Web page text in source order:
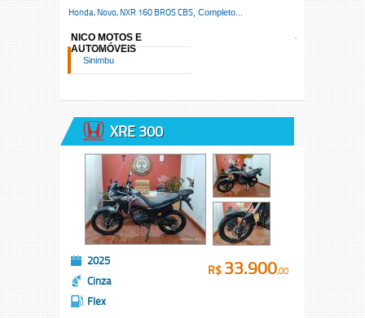
Honda, Novo, NXR 160 BROS CBS , Completo...
NICO MOTOS E
AUTOMÓVEIS
Sinimbu
XRE 300
2025
Cinza
Flex
R$ 33.900,00